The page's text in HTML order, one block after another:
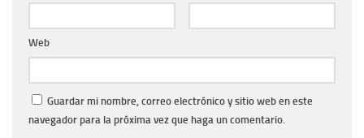
Web
Guardar mi nombre, correo electrónico y sitio web en este
navegador para la próxima vez que haga un comentario.